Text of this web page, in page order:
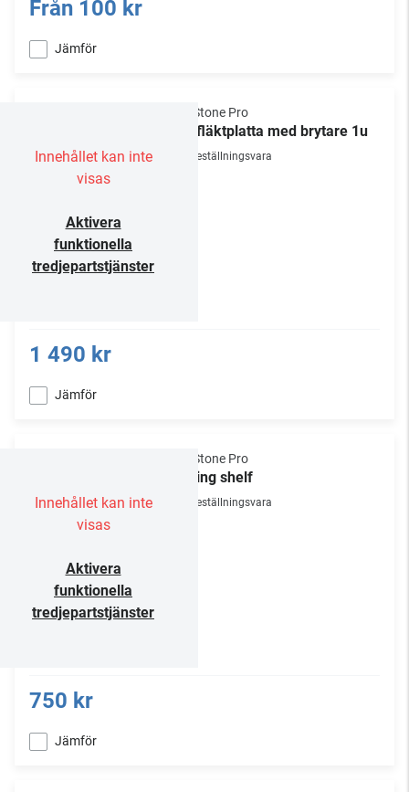
Från 100 kr
Jämför
Innehållet kan inte
visas
Aktivera
funktionella
tredjepartstjänster
NorStone Pro
19" fläktplatta med brytare 1u
Beställningsvara
1 490 kr
Jämför
Innehållet kan inte
visas
Aktivera
funktionella
tredjepartstjänster
NorStone Pro
Sliding shelf
Beställningsvara
750 kr
Jämför